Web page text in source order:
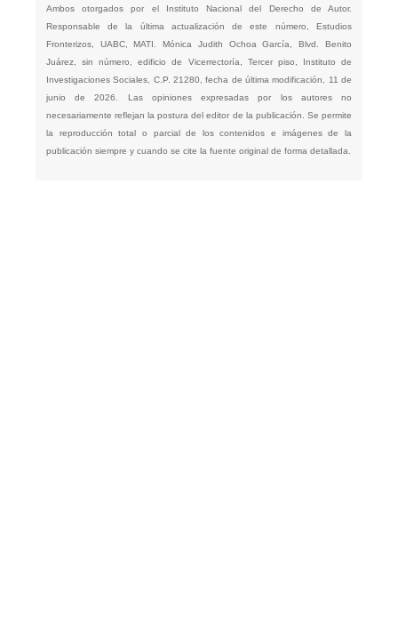
Ambos otorgados por el Instituto Nacional del Derecho de Autor.
Responsable de la última actualización de este número, Estudios
Fronterizos, UABC, MATI. Mónica Judith Ochoa García, Blvd. Benito
Juárez, sin número, edificio de Vicerrectoría, Tercer piso, Instituto de
Investigaciones Sociales, C.P. 21280, fecha de última modificación, 11 de
junio de 2026. Las opiniones expresadas por los autores no
necesariamente reflejan la postura del editor de la publicación. Se permite
la reproducción total o parcial de los contenidos e imágenes de la
publicación siempre y cuando se cite la fuente original de forma detallada.